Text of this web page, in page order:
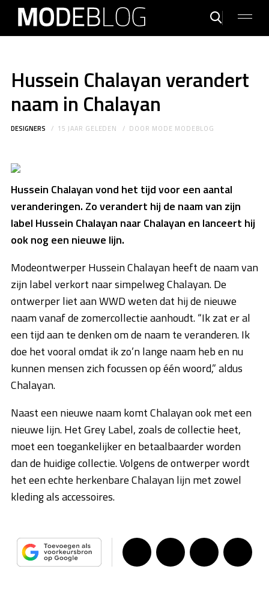
Hussein Chalayan verandert
naam in Chalayan
DESIGNERS 15 JAAR GELEDEN DOOR MODE MODEBLOG
Hussein Chalayan vond het tijd voor een aantal
veranderingen. Zo verandert hij de naam van zijn
label Hussein Chalayan naar Chalayan en lanceert hij
ook nog een nieuwe lijn.
Modeontwerper Hussein Chalayan heeft de naam van
zijn label verkort naar simpelweg Chalayan. De
ontwerper liet aan WWD weten dat hij de nieuwe
naam vanaf de zomercollectie aanhoudt. “Ik zat er al
een tijd aan te denken om de naam te veranderen. Ik
doe het vooral omdat ik zo’n lange naam heb en nu
kunnen mensen zich focussen op één woord,” aldus
Chalayan.
Naast een nieuwe naam komt Chalayan ook met een
nieuwe lijn. Het Grey Label, zoals de collectie heet,
moet een toegankelijker en betaalbaarder worden
dan de huidige collectie. Volgens de ontwerper wordt
het een echte herkenbare Chalayan lijn met zowel
kleding als accessoires.